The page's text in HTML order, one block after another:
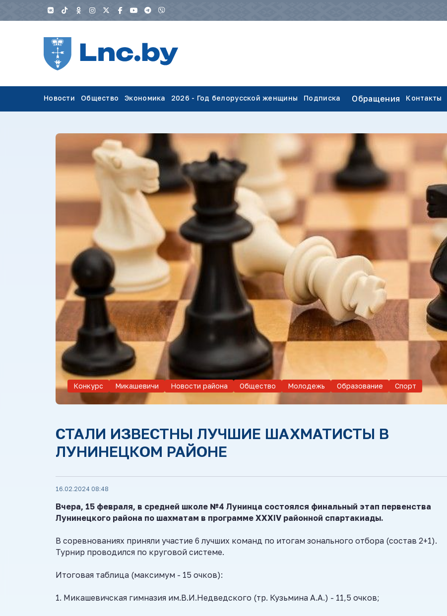
Новости Общество Экономика 2026 - Год белорусской женщины Подписка Обращения Контакты
Конкурс Микашевичи Новости района Общество Молодежь Образование Спорт
СТАЛИ ИЗВЕСТНЫ ЛУЧШИЕ ШАХМАТИСТЫ В
ЛУНИНЕЦКОМ РАЙОНЕ
16.02.2024 08:48
Вчера, 15 февраля, в средней школе №4 Лунинца состоялся финальный этап первенства
Лунинецкого района по шахматам в программе XXXIV районной спартакиады.
В соревнованиях приняли участие 6 лучших команд по итогам зонального отбора (состав 2+1).
Турнир проводился по круговой системе.
Итоговая таблица (максимум - 15 очков):
1. Микашевичская гимназия им.В.И.Недведского (тр. Кузьмина А.А.) - 11,5 очков;